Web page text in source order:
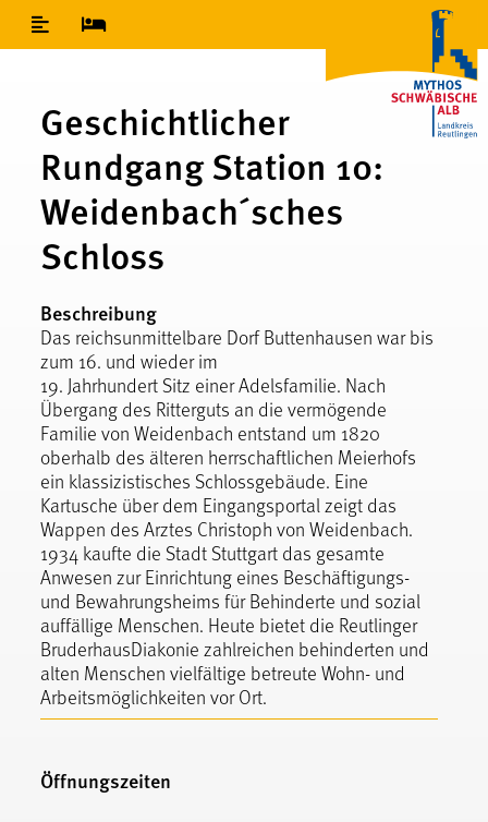
Inhaltsverzeichnis
Geschichtlicher
Rundgang Station 10:
Weidenbach´sches
Schloss
Beschreibung
Das reichsunmittelbare Dorf Buttenhausen war bis
zum 16. und wieder im
19. Jahrhundert Sitz einer Adelsfamilie. Nach
Übergang des Ritterguts an die vermögende
Familie von Weidenbach entstand um 1820
oberhalb des älteren herrschaftlichen Meierhofs
ein klassizistisches Schlossgebäude. Eine
Kartusche über dem Eingangsportal zeigt das
Wappen des Arztes Christoph von Weidenbach.
1934 kaufte die Stadt Stuttgart das gesamte
Anwesen zur Einrichtung eines Beschäftigungs-
und Bewahrungsheims für Behinderte und sozial
auffällige Menschen. Heute bietet die Reutlinger
BruderhausDiakonie zahlreichen behinderten und
alten Menschen vielfältige betreute Wohn- und
Arbeitsmöglichkeiten vor Ort.
Öffnungszeiten